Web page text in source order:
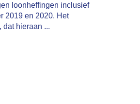
loonheffingen inclusief
2019 en 2020. Het
dat hieraan